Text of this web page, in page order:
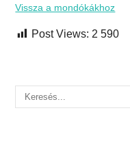
Vissza a mondókákhoz
Post Views: 2 590